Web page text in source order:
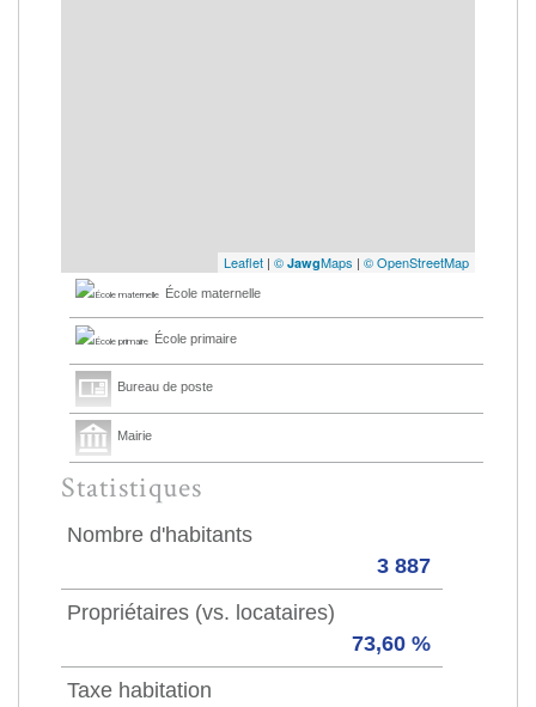
Leaflet | © JawgMaps | © OpenStreetMap
École maternelle
École primaire
Bureau de poste
Mairie
Statistiques
Nombre d'habitants
3 887
Propriétaires (vs. locataires)
73,60 %
Taxe habitation